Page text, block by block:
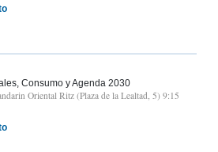
Consumo y Agenda 2030
Oriental Ritz (Plaza de la Lealtad, 5) 9:15